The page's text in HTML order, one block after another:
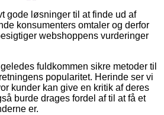
gode løsninger til at finde ud af
konsumenters omtaler og derfor
webshoppens vurderinger
fuldkommen sikre metoder til
popularitet. Herinde ser vi
kunder kan give en kritik af deres
burde drages fordel af til at få et
er.